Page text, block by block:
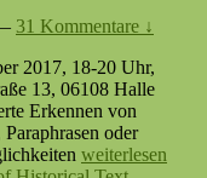
31 Kommentare ↓
2017, 18-20 Uhr,
13, 06108 Halle
Erkennen von
oder
weiterlesen